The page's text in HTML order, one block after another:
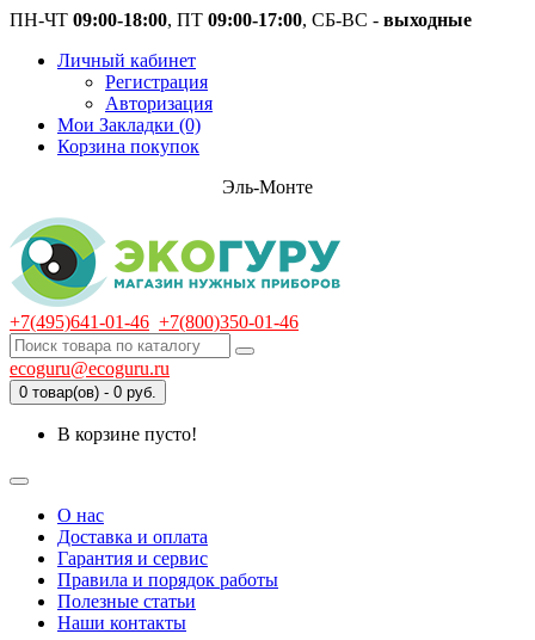
ПН-ЧТ 09:00-18:00, ПТ 09:00-17:00, СБ-ВС - выходные
Личный кабинет
Регистрация
Авторизация
Мои Закладки (0)
Корзина покупок
Эль-Монте
+7(495)641-01-46 +7(800)350-01-46
ecoguru@ecoguru.ru
0 товар(ов) - 0 руб.
В корзине пусто!
О нас
Доставка и оплата
Гарантия и сервис
Правила и порядок работы
Полезные статьи
Наши контакты